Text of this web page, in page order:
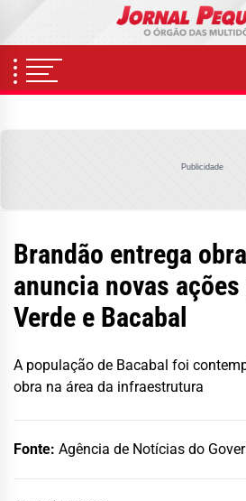
content
Publicidade
Brandão entrega
anuncia novas
Verde e Bacabal
A população de Bacabal foi
obra na área da infraestrutura
Fonte: Agência de Notícias do